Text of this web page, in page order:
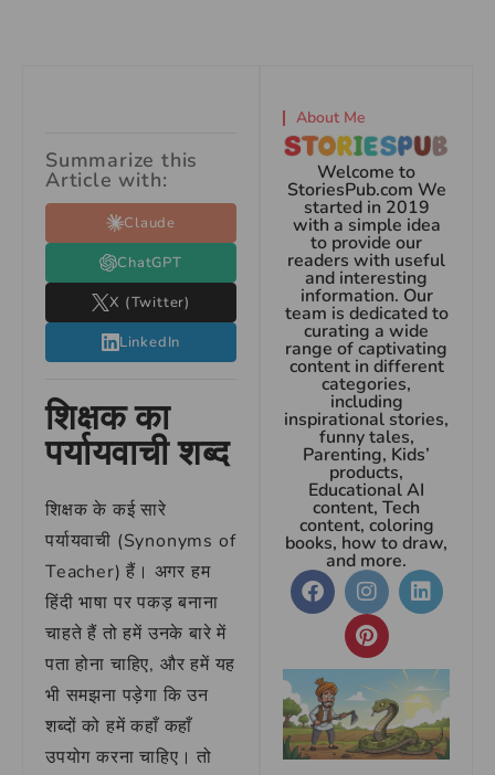
Summarize this
Article with:
Claude
ChatGPT
X (Twitter)
LinkedIn
शिक्षक का
पर्यायवाची शब्द
शिक्षक के कई सारे
पर्यायवाची (Synonyms of
Teacher) हैं। अगर हम
हिंदी भाषा पर पकड़ बनाना
चाहते हैं तो हमें उनके बारे में
पता होना चाहिए, और हमें यह
भी समझना पड़ेगा कि उन
शब्दों को हमें कहाँ कहाँ
उपयोग करना चाहिए। तो
About Me
Welcome to
StoriesPub.com We
started in 2019
with a simple idea
to provide our
readers with useful
and interesting
information. Our
team is dedicated to
curating a wide
range of captivating
content in different
categories,
including
inspirational stories,
funny tales,
Parenting, Kids’
products,
Educational AI
content, Tech
content, coloring
books, how to draw,
and more.